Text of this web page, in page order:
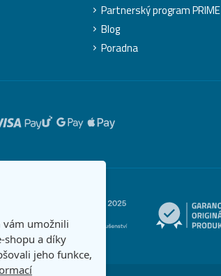
Partnerský program PRIME
Blog
Poradna
vám umožnili
shopu a díky
jeho funkce,